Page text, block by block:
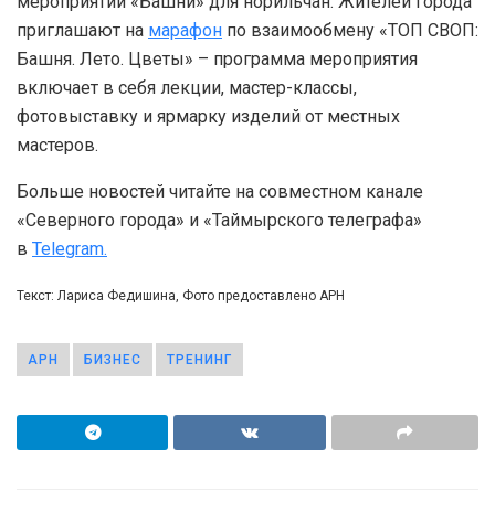
приглашают на марафон по взаимообмену «ТОП СВОП:
Башня. Лето. Цветы» – программа мероприятия
включает в себя лекции, мастер-классы,
фотовыставку и ярмарку изделий от местных
мастеров.
Больше новостей читайте на совместном канале
«Северного города» и «Таймырского телеграфа»
в Telegram.
Текст: Лариса Федишина, Фото предоставлено АРН
АРН БИЗНЕС ТРЕНИНГ